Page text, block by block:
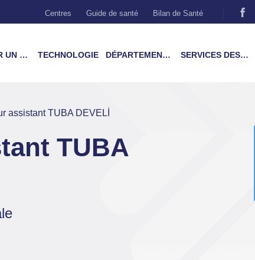
Centres Guide de santé Bilan de Santé
TECHNOLOGIE DÉPARTEMENTS & TRAITEMENTS SERVICES DES PATIENTS
assistant TUBA DEVELİ
TUBA